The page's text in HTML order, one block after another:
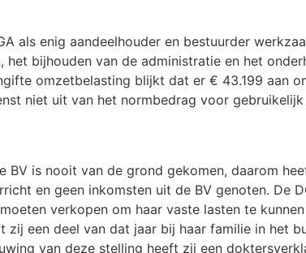
als enig aandeelhouder en bestuurder
bijhouden van de administratie en het
omzetbelasting blijkt dat er € 43.199 aan
niet uit van het normbedrag voor
BV is nooit van de grond gekomen, daarom
en geen inkomsten uit de BV genoten. De
verkopen om haar vaste lasten te
zij een deel van dat jaar bij haar familie in het
van deze stelling heeft zij een